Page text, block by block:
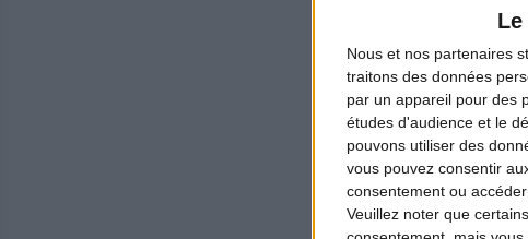
Nous et nos partenaires
traitons des données
par un appareil pour des
études d'audience et le
pouvons utiliser des
vous pouvez consentir
consentement ou
Veuillez noter que
(OFB).
sécurité.
Cas
Si la configuration
exécute le